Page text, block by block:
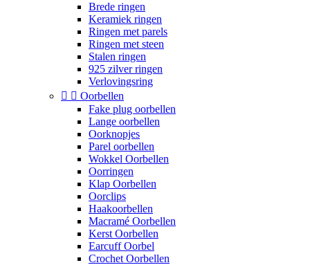
Brede ringen
Keramiek ringen
Ringen met parels
Ringen met steen
Stalen ringen
925 zilver ringen
Verlovingsring
  Oorbellen
Fake plug oorbellen
Lange oorbellen
Oorknopjes
Parel oorbellen
Wokkel Oorbellen
Oorringen
Klap Oorbellen
Oorclips
Haakoorbellen
Macramé Oorbellen
Kerst Oorbellen
Earcuff Oorbel
Crochet Oorbellen